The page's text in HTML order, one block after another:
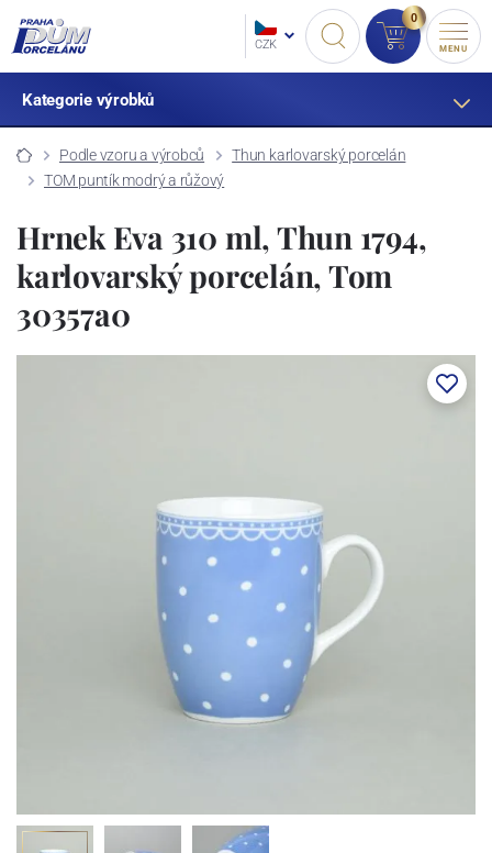
CZK
0
MENU
Kategorie výrobků
Podle vzoru a výrobců
Thun karlovarský porcelán
TOM puntík modrý a růžový
Hrnek Eva 310 ml, Thun 1794,
karlovarský porcelán, Tom
30357a0